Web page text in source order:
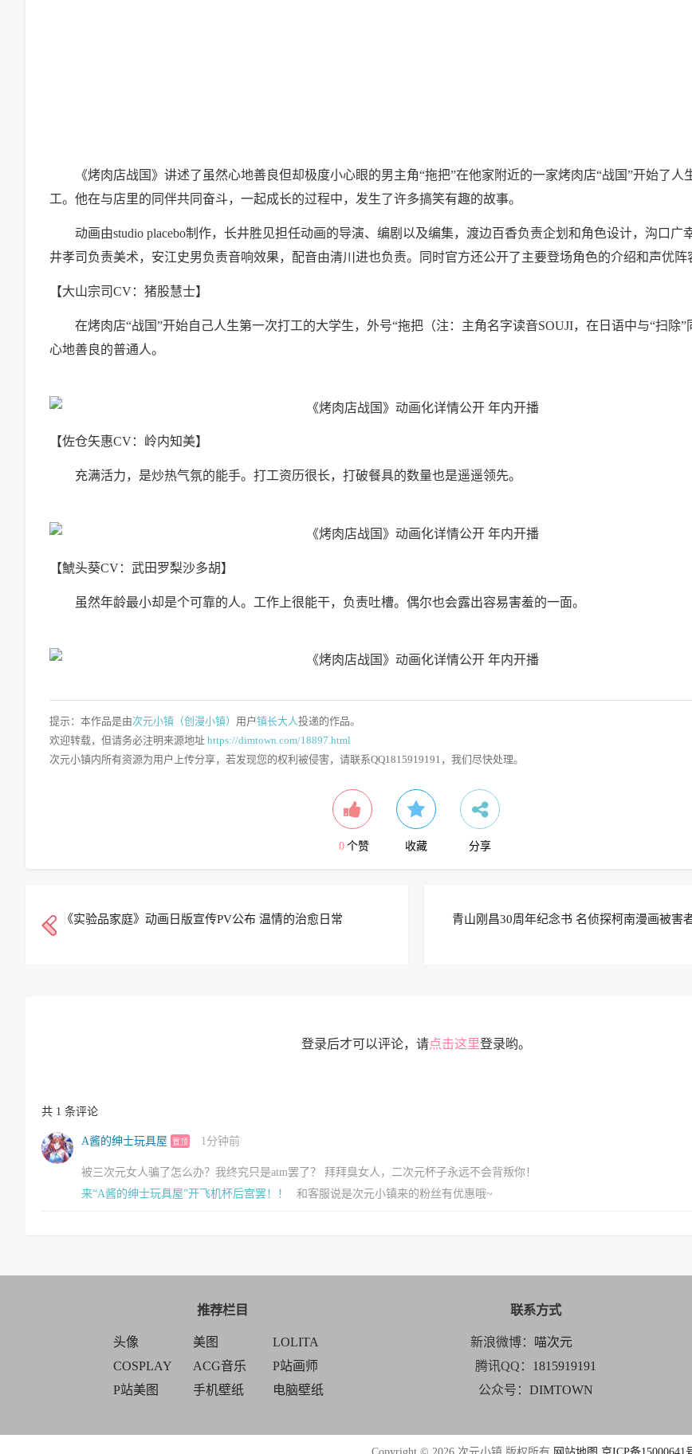
《烤肉店战国》讲述了虽然心地善良但却极度小心眼的男主角“拖把”在他家附近的一家烤肉店“战国”开始了人
工。他在与店里的同伴共同奋斗，一起成长的过程中，发生了许多搞笑有趣的故事。
动画由studio placebo制作，长井胜见担任动画的导演、编剧以及编集，渡边百香负责企划和角色设计，沟口广
井孝司负责美术，安江史男负责音响效果，配音由清川进也负责。同时官方还公开了主要登场角色的介绍和声优阵
【大山宗司CV：猪股慧士】
在烤肉店“战国”开始自己人生第一次打工的大学生，外号“拖把（注：主角名字读音SOUJI，在日语中与“扫除”
心地善良的普通人。
【佐仓矢惠CV：岭内知美】
充满活力，是炒热气氛的能手。打工资历很长，打破餐具的数量也是遥遥领先。
【鯱头葵CV：武田罗梨沙多胡】
虽然年龄最小却是个可靠的人。工作上很能干，负责吐槽。偶尔也会露出容易害羞的一面。
提示：本作品是由次元小镇（创漫小镇） 用户镇长大人投递的作品。
欢迎转载，但请务必注明来源地址 https://dimtown.com/18897.html
次元小镇内所有资源为用户上传分享，若发现您的权利被侵害，请联系QQ1815919191，我们尽快处理。
0 个赞 收藏 分享
《实验品家庭》动画日版宣传PV公布 温情的治愈日常 青山刚昌30周年纪念书 名侦探柯南漫画被害
登录后才可以评论，请点击这里登录哟。
共 1 条评论
A酱的绅士玩具屋 置顶 1分钟前
被三次元女人骗了怎么办？我终究只是atm罢了？ 拜拜臭女人，二次元杯子永远不会背叛你！
来“A酱的绅士玩具屋”开飞机杯后宫罢！！
和客服说是次元小镇来的粉丝有优惠哦~
推荐栏目
头像 美图
LOLITA
COSPLAY
ACG音乐
P站画师
P站美图
手机壁纸 电脑壁纸
联系方式
新浪微博：
喵次元
腾讯QQ： 1815919191
公众号： DIMTOWN